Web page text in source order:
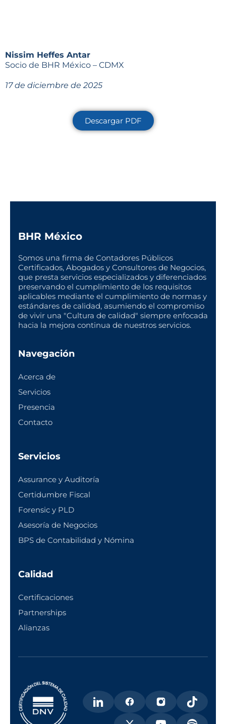
Nissim Heffes Antar
Socio de BHR México – CDMX
17 de diciembre de 2025
Descargar PDF
BHR México
Somos una firma de Contadores Públicos
Certificados, Abogados y Consultores de Negocios,
que presta servicios especializados y diferenciados
preservando el cumplimiento de los requisitos
aplicables mediante el cumplimiento de normas y
estándares de calidad, asumiendo el compromiso
de vivir una "Cultura de calidad" siempre enfocada
hacia la mejora continua de nuestros servicios.
Navegación
Acerca de
Servicios
Presencia
Contacto
Servicios
Assurance y Auditoría
Certidumbre Fiscal
Forensic y PLD
Asesoría de Negocios
BPS de Contabilidad y Nómina
Calidad
Certificaciones
Partnerships
Alianzas